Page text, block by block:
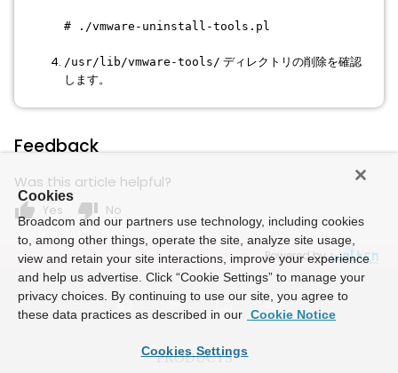
# ./vmware-uninstall-tools.pl
/usr/lib/vmware-tools/ ディレクトリの削除を確認
します。
Feedback
Was this article helpful?
thumb_up Yes thumb_down No
Powered by
Cookies
Broadcom and our partners use technology, including cookies
to, among other things, operate the site, analyze site usage,
view and retain your site interactions, improve your experience
and help us advertise. Click “Cookie Settings” to manage your
privacy choices. By continuing to use our site, you agree to
these data practices as described in our Cookie Notice
Cookies Settings